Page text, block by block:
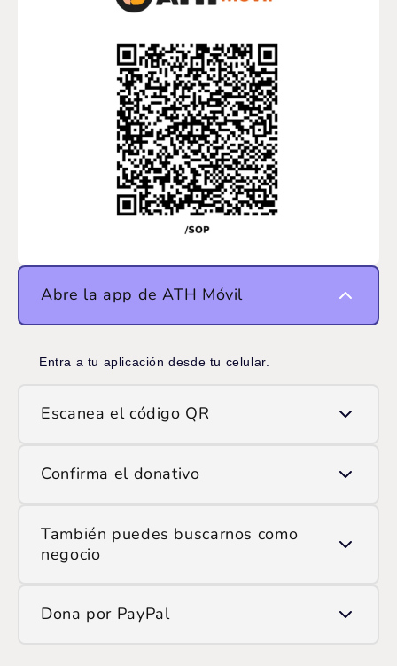
Abre la app de ATH Móvil
Entra a tu aplicación desde tu celular.
Escanea el código QR
Usa la opción de escanear QR y apunta la cámara
Confirma el donativo
Ingresa el monto que deseas donar y confirma la
transacción.
También puedes buscarnos como
negocio
Si prefieres hacerlo manualmente, encuéntranos en
ATH Móvil como:
Dona por PayPal